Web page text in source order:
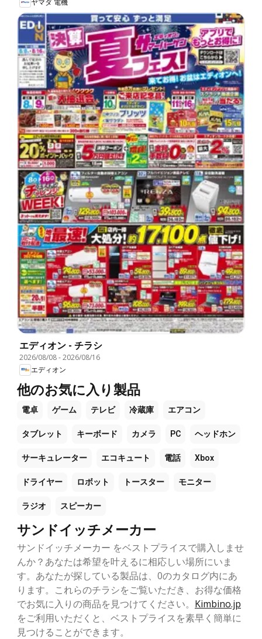
エディオン - チラシ
2026/08/08-2026/08/16
エディオン
他のお気に入り製品
電卓 ゲーム テレビ 冷蔵庫 エアコン
タブレット キーボード カメラ PC ヘッドホン
サーキュレーター エコキュート 電話 Xbox
ドライヤー ロボット トースター モニター
ラジオ スピーカー
サンドイッチメーカー
サンドイッチメーカー をベストプライスで購入しませ
んか？あなたは希望を叶えるに相応しい場所にいま
す。あなたが探している製品は、0のカタログ内にあ
ります。これらのチラシをご覧いただき、お得な価格
でお気に入りの商品を見つけてください。 Kimbino.jp
をご利用いただくと、ベストプライスを素早く簡単に
見つけることができます。